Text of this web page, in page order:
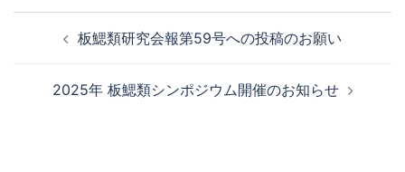
板鰓類研究会報第59号への投稿のお願い
2025年 板鰓類シンポジウム開催のお知らせ